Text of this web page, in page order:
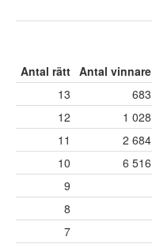
Antal rätt Antal vinnare
13
683
12
1 028
11
2 684
10
6 516
9
8
7